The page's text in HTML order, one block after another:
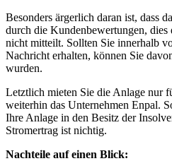
Besonders ärgerlich daran ist, dass
durch die Kundenbewertungen, dies
nicht mitteilt. Sollten Sie innerhalb
Nachricht erhalten, können Sie
wurden.
Letztlich mieten Sie die Anlage nur
weiterhin das Unternehmen Enpal.
Ihre Anlage in den Besitz der
Stromertrag ist nichtig.
Nachteile auf einen Blick: